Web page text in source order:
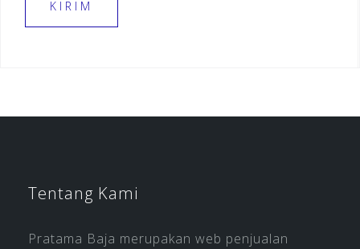
Tentang Kami
Pratama Baja merupakan web penjualan